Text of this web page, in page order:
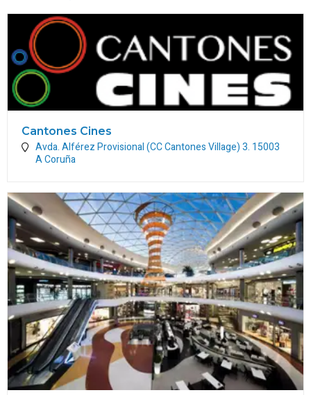
Cantones Cines
Avda. Alférez Provisional (CC Cantones Village) 3. 15003
A Coruña